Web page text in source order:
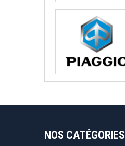
NOS CATÉGORIES